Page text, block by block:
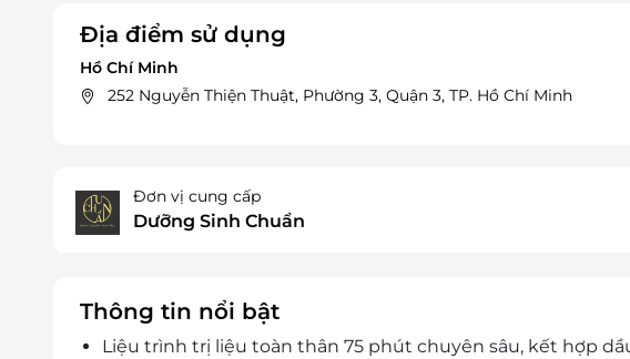
Địa điểm sử dụng
Hồ Chí Minh
252 Nguyễn Thiện Thuật, Phường 3, Quận 3, TP. Hồ Chí Minh
Đơn vị cung cấp
Dưỡng Sinh Chuẩn
Thông tin nổi bật
Liệu trình trị liệu toàn thân 75 phút chuyên sâu, kết hợp